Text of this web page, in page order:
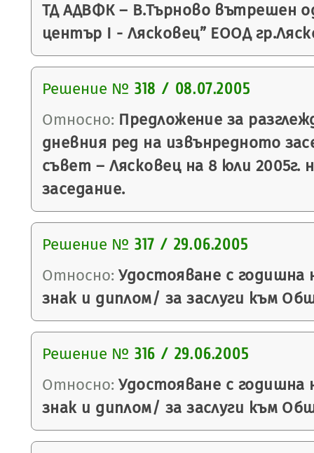
ТД АДВФК – В.Търново вътрешен
център І - Лясковец” ЕООД
Решение № 318 / 08.07.2005
Относно: Предложение за
дневния ред на извънредното
съвет – Лясковец на 8 юли 2005г.
заседание.
Решение № 317 / 29.06.2005
Относно: Удостояване с годишна
знак и диплом/ за заслуги към
Решение № 316 / 29.06.2005
Относно: Удостояване с годишна
знак и диплом/ за заслуги към